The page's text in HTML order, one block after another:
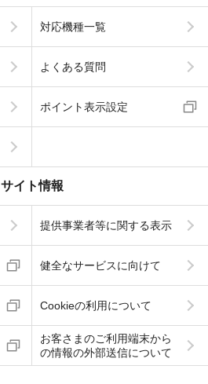
対応機種一覧
よくある質問
ポイント表示設定
サイト情報
提供事業者等に関する表示
健全なサービスに向けて
Cookieの利用について
お客さまのご利用端末から
の情報の外部送信について